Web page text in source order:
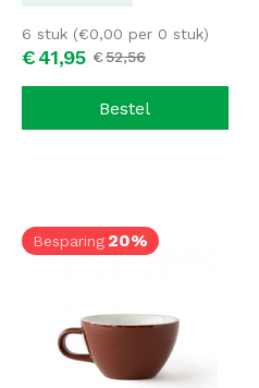
€52,56
€41,95
6 stuk (€0,00 per 0 stuk)
Bestel
Besparing 20%